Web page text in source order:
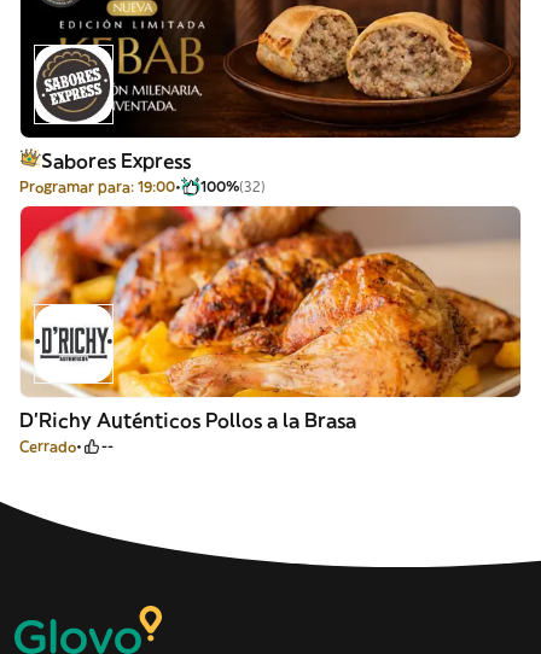
Sabores Express
Programar para: 19:00 100%(32)
D'Richy Auténticos Pollos a la Brasa
Cerrado --